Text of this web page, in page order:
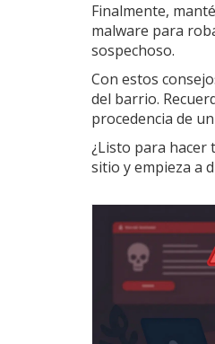
Finalmente,
malware para
sospechoso.
Con estos
del barrio.
procedencia de
¿Listo para hacer
sitio y empieza a